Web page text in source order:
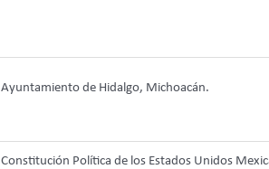
Ayuntamiento de Hidalgo, Michoacán.
Constitución Política de los Estados Unidos